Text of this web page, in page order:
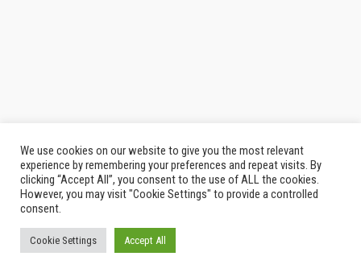
วัดร่องเสือเต้น Blue Temple ตั้งอยู่ที่หมู่บ้านร่องเสือเต้น ต.ริมกก อ.เมือง จังหวัด
เชียงราย
We use cookies on our website to give you the most relevant
experience by remembering your preferences and repeat visits. By
clicking “Accept All”, you consent to the use of ALL the cookies.
However, you may visit "Cookie Settings" to provide a controlled
consent.
Cookie Settings Accept All